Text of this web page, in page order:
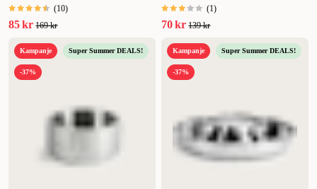
(10)
85 kr 169 kr
(1)
70 kr 139 kr
Kampanje Super Summer DEALS!
-37%
Kampanje Super Summer DEALS!
-37%